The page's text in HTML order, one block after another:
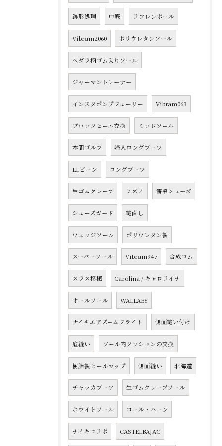
跡形処理 中底 ラフレンボール
Vibram2060 ポリウレタンソール
ペダラ柄ゴム入りソール
ジャーマントレーナー
インスタポンプフューリー Vibram063
ブロックヒール交換 ミッドソール
本間ゴルフ 婦人ロングブーツ
LLビーン ロングブーツ
生ゴムクレープ ミズノ 審判シューズ
シューズガード 縫直し
ウェッジソール ポリウレタン製
スーパーソール Vibram947 合成ゴム
スラス移植 Carolina / キャロライナ
オールソール WALLABY
ナイキエアズームフライト 側面縫い付け
底縫い ソール内クッションの交換
樹脂製ヒールカップ 側面縫い 北海道
チャッカブーツ 生ゴムクレープソール
ホワイトソール コール・ハーン
ナイキコラボ CASTELBAJAC